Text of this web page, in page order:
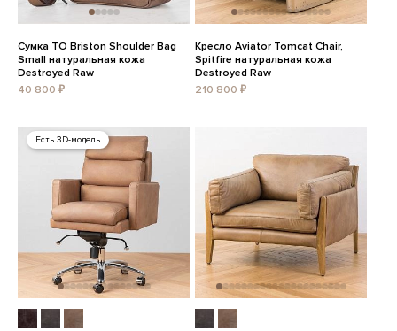
Сумка TO Briston Shoulder Bag
Small натуральная кожа
Destroyed Raw
40 800 ₽
Кресло Aviator Tomcat Chair,
Spitfire натуральная кожа
Destroyed Raw
210 800 ₽
Есть 3D-модель